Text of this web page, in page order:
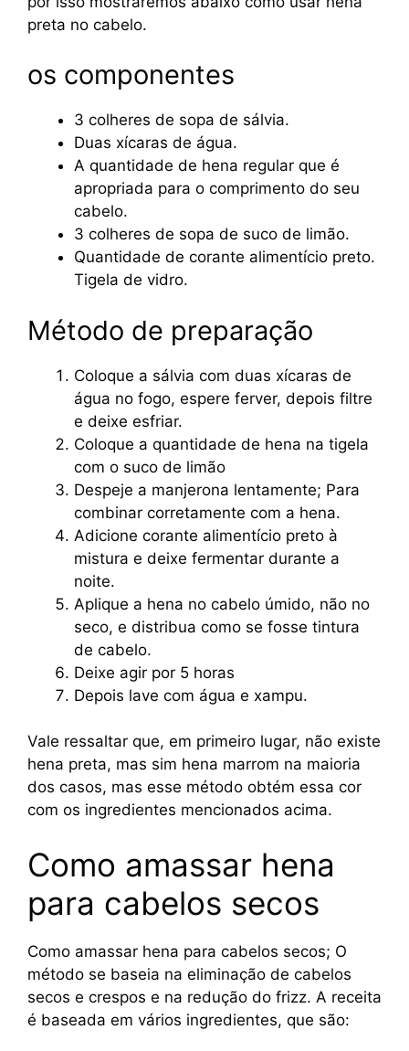
preta no cabelo.
os componentes
3 colheres de sopa de sálvia.
Duas xícaras de água.
A quantidade de hena regular que é
apropriada para o comprimento do seu
cabelo.
3 colheres de sopa de suco de limão.
Quantidade de corante alimentício preto.
Tigela de vidro.
Método de preparação
Coloque a sálvia com duas xícaras de
água no fogo, espere ferver, depois filtre
e deixe esfriar.
Coloque a quantidade de hena na tigela
com o suco de limão
Despeje a manjerona lentamente; Para
combinar corretamente com a hena.
Adicione corante alimentício preto à
mistura e deixe fermentar durante a
noite.
Aplique a hena no cabelo úmido, não no
seco, e distribua como se fosse tintura
de cabelo.
Deixe agir por 5 horas
Depois lave com água e xampu.
Vale ressaltar que, em primeiro lugar, não existe
hena preta, mas sim hena marrom na maioria
dos casos, mas esse método obtém essa cor
com os ingredientes mencionados acima.
Como amassar hena
para cabelos secos
Como amassar hena para cabelos secos; O
método se baseia na eliminação de cabelos
secos e crespos e na redução do frizz. A receita
é baseada em vários ingredientes, que são: